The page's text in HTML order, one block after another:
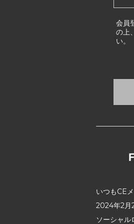
会員
の上
い。
いつもCE
2024年2月
ソーシャ